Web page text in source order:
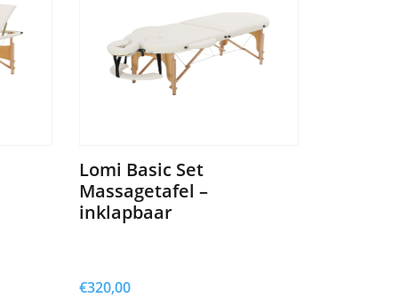
Lomi Basic Set
Massagetafel –
inklapbaar
€320,00